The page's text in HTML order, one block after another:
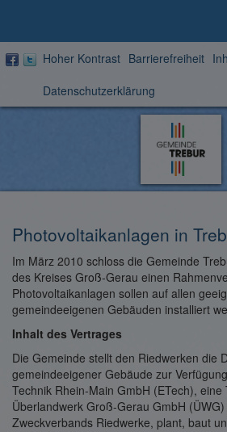
Hoher Kontrast Barrierefreiheit
Datenschutzerklärung
Zur
Startseite
Photovoltaikanlagen in
Im März 2010 schloss die Gemeinde
des Kreises Groß-Gerau einen
Photovoltaikanlagen sollen auf allen
gemeindeeigenen Gebäuden installiert
Inhalt des Vertrages
Die Gemeinde stellt den Riedwerken die
gemeindeeigener Gebäude zur
Technik Rhein-Main GmbH (ETech),
Überlandwerk Groß-Gerau GmbH
Zweckverbands Riedwerke, plant, baut